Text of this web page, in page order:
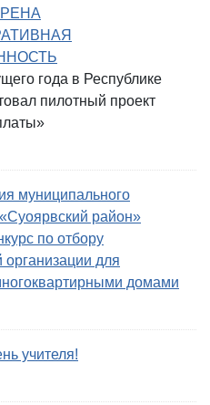
года в Республике
пилотный проект
муниципального
район»
по отбору
для
домами
учителя!